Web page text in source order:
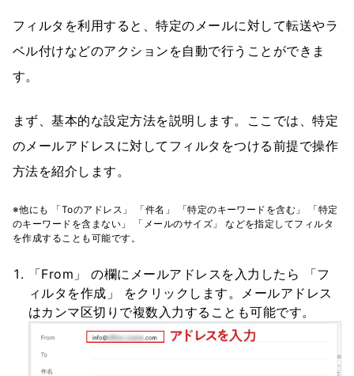
フィルタを利用すると、特定のメールに対して転送やラ
ベル付けなどのアクションを自動で行うことができま
す。
まず、基本的な設定方法を説明します。ここでは、特定
のメールアドレスに対してフィルタをつける前提で操作
方法を紹介します。
※他にも 「Toのアドレス」 「件名」 「特定のキーワードを含む」 「特定
のキーワードを含まない」 「メールのサイズ」 などを指定してフィルタ
を作成することも可能です。
「From」 の欄にメールアドレスを入力したら 「フ
ィルタを作成」 をクリックします。メールアドレス
はカンマ区切りで複数入力することも可能です。